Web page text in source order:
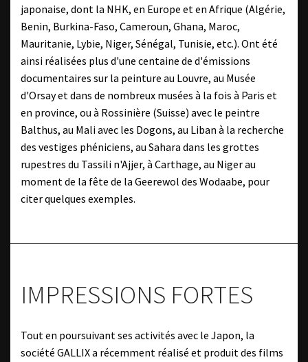
japonaise, dont la NHK, en Europe et en Afrique (Algérie,
Benin, Burkina-Faso, Cameroun, Ghana, Maroc,
Mauritanie, Lybie, Niger, Sénégal, Tunisie, etc.). Ont été
ainsi réalisées plus d'une centaine de d'émissions
documentaires sur la peinture au Louvre, au Musée
d'Orsay et dans de nombreux musées à la fois à Paris et
en province, ou à Rossinière (Suisse) avec le peintre
Balthus, au Mali avec les Dogons, au Liban à la recherche
des vestiges phéniciens, au Sahara dans les grottes
rupestres du Tassili n'Ajjer, à Carthage, au Niger au
moment de la fête de la Geerewol des Wodaabe, pour
citer quelques exemples.
IMPRESSIONS FORTES
Tout en poursuivant ses activités avec le Japon, la
société GALLIX a récemment réalisé et produit des films